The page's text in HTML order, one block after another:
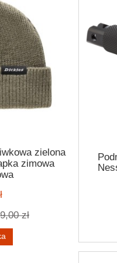
zielona
zimowa
zł
Kask
orange